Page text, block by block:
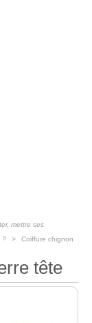
mettre ses
?
Coiffure chignon
tête